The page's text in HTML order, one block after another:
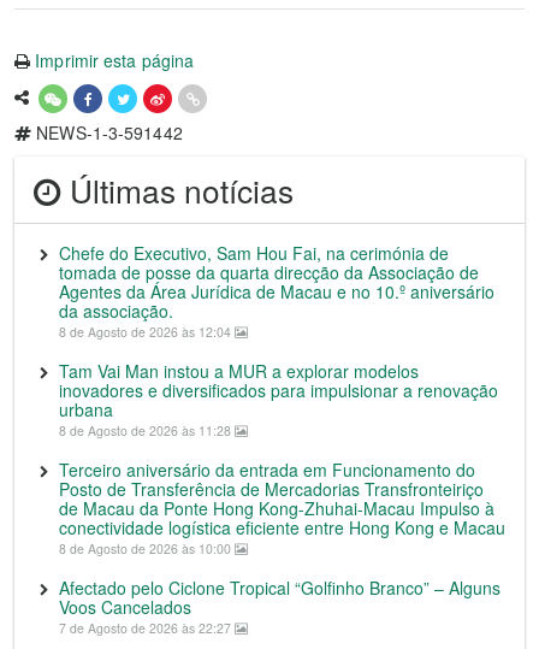
Imprimir esta página
NEWS-1-3-591442
Últimas notícias
Chefe do Executivo, Sam Hou Fai, na cerimónia de
tomada de posse da quarta direcção da Associação de
Agentes da Área Jurídica de Macau e no 10.º aniversário
da associação.
8 de Agosto de 2026 às 12:04
Tam Vai Man instou a MUR a explorar modelos
inovadores e diversificados para impulsionar a renovação
urbana
8 de Agosto de 2026 às 11:28
Terceiro aniversário da entrada em Funcionamento do
Posto de Transferência de Mercadorias Transfronteiriço
de Macau da Ponte Hong Kong-Zhuhai-Macau Impulso à
conectividade logística eficiente entre Hong Kong e Macau
8 de Agosto de 2026 às 10:00
Afectado pelo Ciclone Tropical “Golfinho Branco” – Alguns
Voos Cancelados
7 de Agosto de 2026 às 22:27